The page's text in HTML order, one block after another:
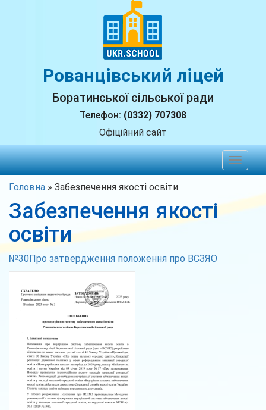
Рованцівський ліцей
Боратинської сільської ради
Телефон: (0332) 707308
Офіційний сайт
Toggle
Головна » Забезпечення якості освіти
Забезпечення якості
освіти
№30Про затвердження положення про ВСЗЯО